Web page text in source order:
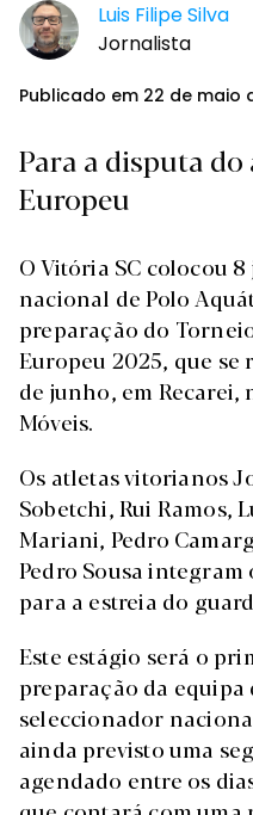
Luis Filipe Silva
Jornalista
Publicado em 22 de maio
Para a disputa
Europeu
O Vitória SC colocou
nacional de Polo
preparação do
Europeu 2025, que se
de junho, em Recarei,
Móveis.
Os atletas vitorianos
Sobetchi, Rui Ramos,
Mariani, Pedro
Pedro Sousa
para a estreia do
Este estágio será o
preparação da equipa
seleccionador
ainda previsto uma
agendado entre os